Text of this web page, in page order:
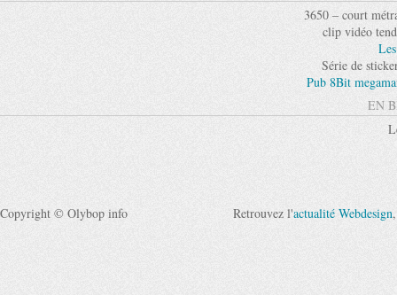
3650 – court
clip vidéo
Série de
Pub 8Bit
EN
Copyright © Olybop info Retrouvez l'actualité Webdesign